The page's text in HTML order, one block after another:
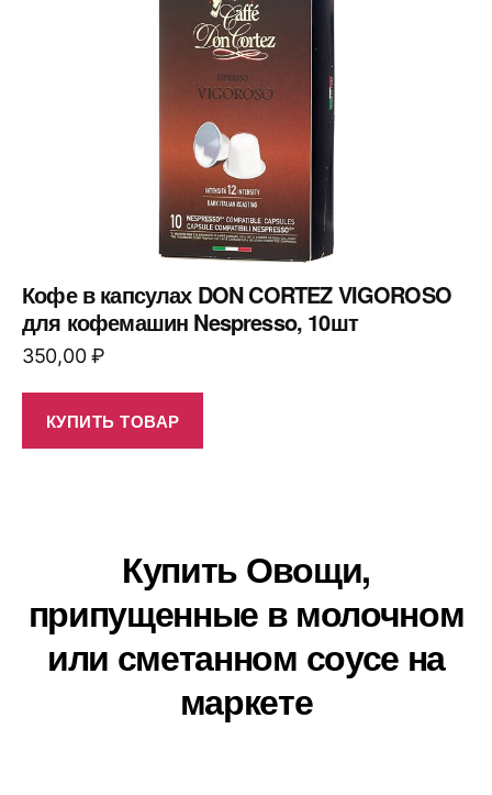
Кофе в капсулах DON CORTEZ VIGOROSO
для кофемашин Nespresso, 10шт
350,00₽
КУПИТЬ ТОВАР
Купить Овощи,
припущенные в молочном
или сметанном соусе на
маркете